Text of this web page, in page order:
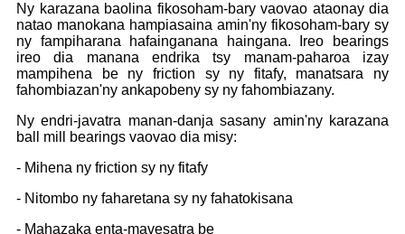
Ny karazana baolina fikosoham-bary vaovao ataonay dia
natao manokana hampiasaina amin'ny fikosoham-bary sy
ny fampiharana hafainganana haingana. Ireo bearings
ireo dia manana endrika tsy manam-paharoa izay
mampihena be ny friction sy ny fitafy, manatsara ny
fahombiazan'ny ankapobeny sy ny fahombiazany.
Ny endri-javatra manan-danja sasany amin'ny karazana
ball mill bearings vaovao dia misy:
- Mihena ny friction sy ny fitafy
- Nitombo ny faharetana sy ny fahatokisana
- Mahazaka enta-mavesatra be